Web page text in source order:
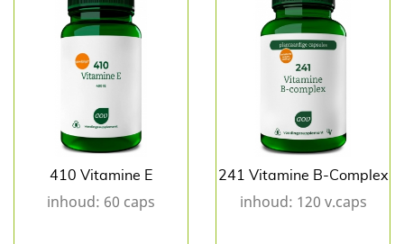
410 Vitamine E
inhoud: 60 caps
241 Vitamine B-Complex
inhoud: 120 v.caps